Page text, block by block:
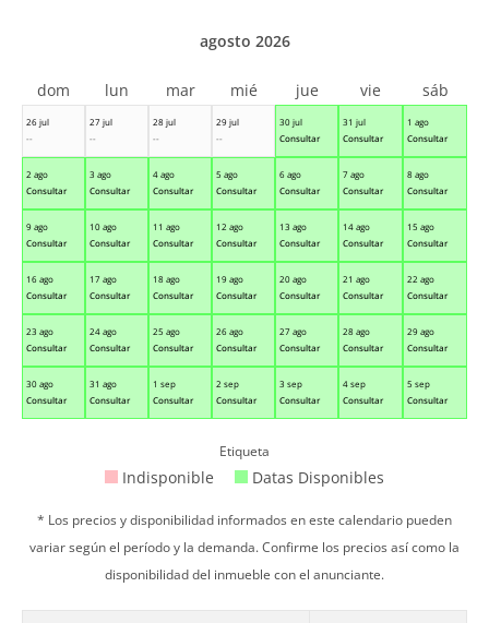
26 jul
--
27 jul
--
28 jul
--
29 jul
--
30 jul
Consultar
31 jul
Consultar
1 ago
Consultar
2 ago
Consultar
3 ago
Consultar
4 ago
Consultar
5 ago
Consultar
6 ago
Consultar
7 ago
Consultar
8 ago
Consultar
9 ago
Consultar
10 ago
Consultar
11 ago
Consultar
12 ago
Consultar
13 ago
Consultar
14 ago
Consultar
15 ago
Consultar
16 ago
Consultar
17 ago
Consultar
18 ago
Consultar
19 ago
Consultar
20 ago
Consultar
21 ago
Consultar
22 ago
Consultar
23 ago
Consultar
24 ago
Consultar
25 ago
Consultar
26 ago
Consultar
27 ago
Consultar
28 ago
Consultar
29 ago
Consultar
30 ago
Consultar
31 ago
Consultar
1 sep
Consultar
2 sep
Consultar
3 sep
Consultar
4 sep
Consultar
5 sep
Consultar
agosto 2026
dom lun mar mié jue vie sáb
Etiqueta
Indisponible Datas Disponibles
* Los precios y disponibilidad informados en este calendario pueden
variar según el período y la demanda. Confirme los precios así como la
disponibilidad del inmueble con el anunciante.